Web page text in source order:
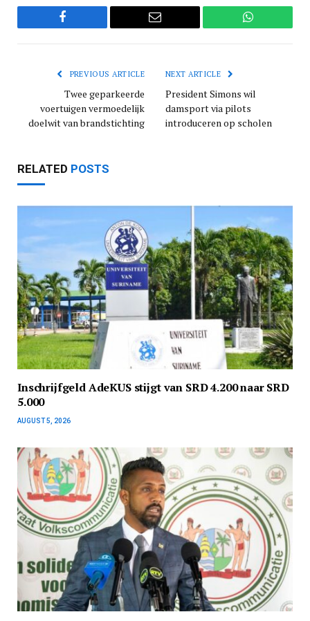
Facebook Email WhatsApp
PREVIOUS ARTICLE
Twee geparkeerde
voertuigen vermoedelijk
doelwit van brandstichting
NEXT ARTICLE
President Simons wil
damsport via pilots
introduceren op scholen
RELATED POSTS
Inschrijfgeld AdeKUS stijgt van SRD 4.200 naar SRD
5.000
AUGUST 5, 2026